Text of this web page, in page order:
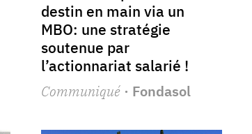
destin en main via un
MBO: une stratégie
soutenue par
l’actionnariat salarié !
Communiqué· Fondasol